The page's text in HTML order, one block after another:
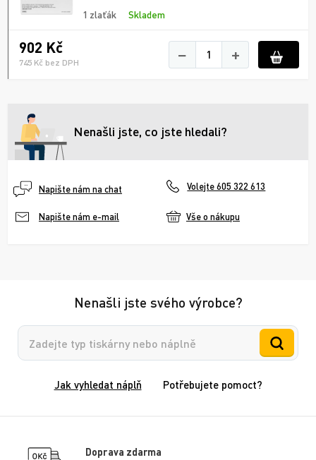
1 zlaťák Skladem
902 Kč
745 Kč bez DPH − +
Nenašli jste, co jste hledali?
Napište nám na chat Volejte 605 322 613
Napište nám e-mail Vše o nákupu
Nenašli jste svého výrobce?
Vyhledávání
Jak vyhledat náplň Potřebujete pomoct?
Doprava zdarma